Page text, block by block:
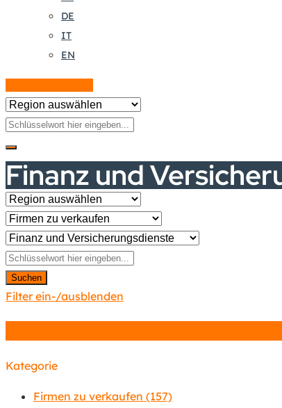
DE
IT
EN
Finanz und
Suchen
Filter ein-/ausblenden
Kategorie
Firmen zu verkaufen (157)